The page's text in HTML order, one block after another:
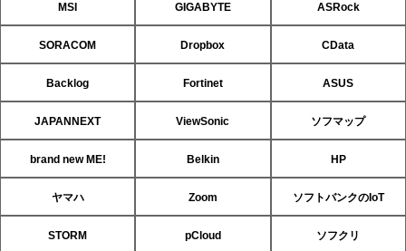
MSI GIGABYTE ASRock
SORACOM Dropbox CData
Backlog Fortinet ASUS
JAPANNEXT ViewSonic ソフマップ
brand new ME! Belkin HP
ヤマハ Zoom ソフトバンクのIoT
STORM pCloud ソフクリ